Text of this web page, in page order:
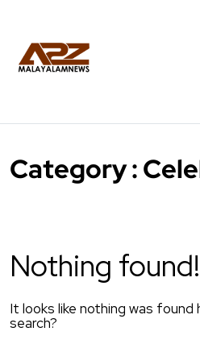
Category :
Nothing found!
It looks like nothing was found
search?